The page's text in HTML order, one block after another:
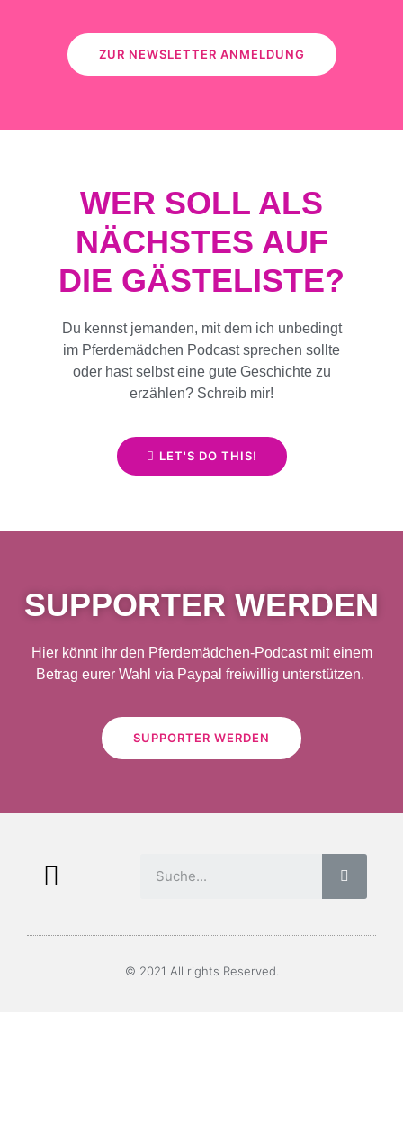
ZUR NEWSLETTER ANMELDUNG
WER SOLL ALS
NÄCHSTES AUF
DIE GÄSTELISTE?
Du kennst jemanden, mit dem ich unbedingt
im Pferdemädchen Podcast sprechen sollte
oder hast selbst eine gute Geschichte zu
erzählen? Schreib mir!
LET'S DO THIS!
SUPPORTER WERDEN
Hier könnt ihr den Pferdemädchen-Podcast mit einem
Betrag eurer Wahl via Paypal freiwillig unterstützen.
SUPPORTER WERDEN
© 2021 All rights Reserved.